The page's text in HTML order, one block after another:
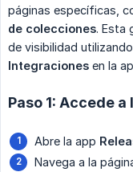
páginas específicas,
de colecciones. Esta
de visibilidad
Integraciones en la
Paso 1: Accede
Abre la app
Navega a la